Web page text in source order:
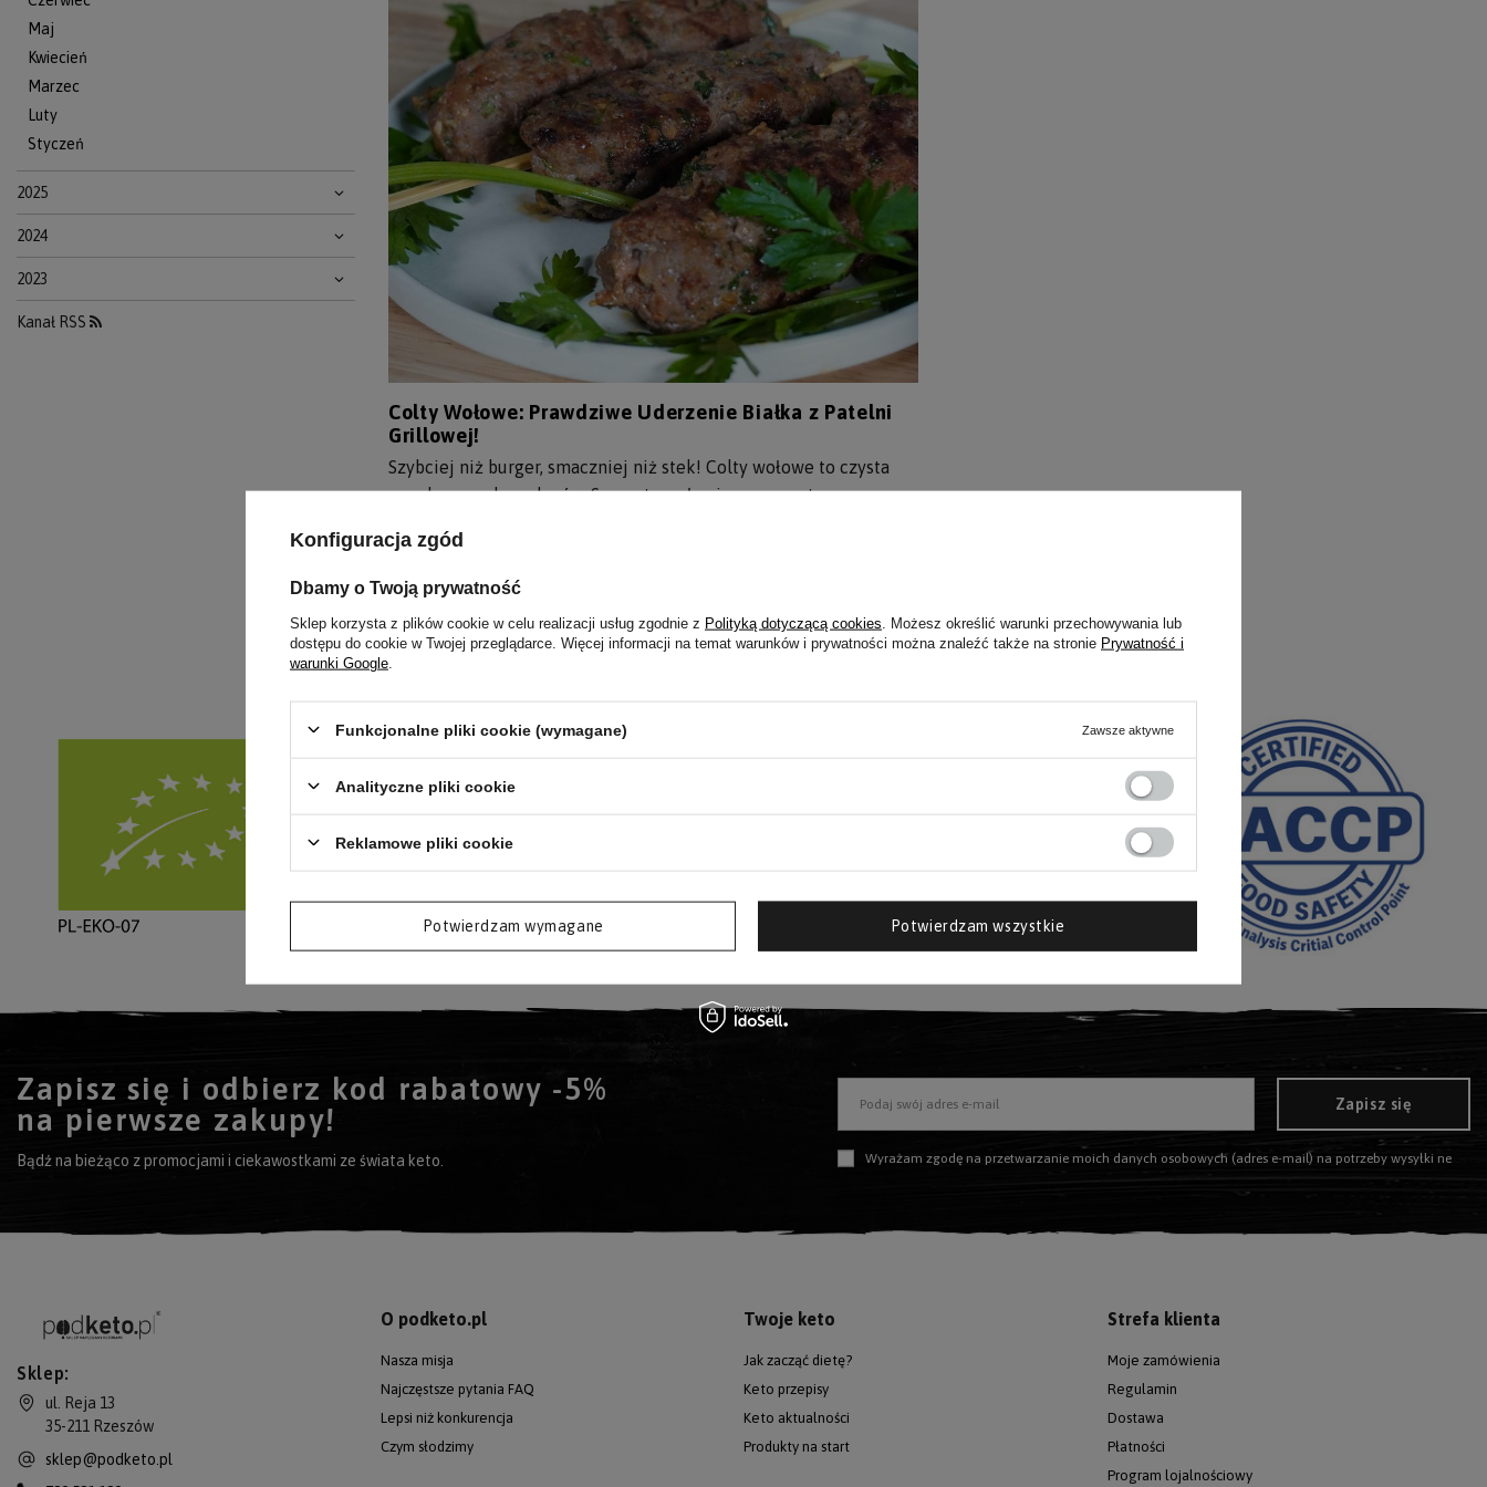
Maj
Kwiecień
Marzec
Luty
Styczeń
2025
2024
2023
Kanał RSS
Colty Wołowe: Prawdziwe Uderzenie Białka z Patelni
Grillowej!
Szybciej niż burger, smaczniej niż stek! Colty wołowe to czysta
moc bez węglowodanów. Soczysta wołowina z aromatycznym
konkretnego jedzenia na diecie keto!
Czytaj więcej
Zapisz się i odbierz kod rabatowy -5%
na pierwsze zakupy!
Bądź na bieżąco z promocjami i ciekawostkami ze świata keto.
Podaj swój adres e-mail
Wyrażam zgodę na przetwarzanie moich danych osobowych (adres e-mail) na potrzeby wysyłki newslettera z informacją handlową (marketing). Więcej w
Zapisz się
Sklep:
ul. Reja 13
35-211 Rzeszów
sklep@podketo.pl
O podketo.pl
Nasza misja
Najczęstsze pytania FAQ
Lepsi niż konkurencja
Czym słodzimy
Twoje keto
Jak zacząć dietę?
Keto przepisy
Keto aktualności
Produkty na start
Strefa klienta
Moje zamówienia
Regulamin
Dostawa
Płatności
Program lojalnościowy
Konfiguracja zgód
Dbamy o Twoją prywatność
Sklep korzysta z plików cookie w celu realizacji usług zgodnie z Polityką dotyczącą cookies . Możesz określić warunki przechowywania lub
dostępu do cookie w Twojej przeglądarce. Więcej informacji na temat warunków i prywatności można znaleźć także na stronie Prywatność i
warunki Google
Funkcjonalne pliki cookie (wymagane) Zawsze aktywne
Analityczne pliki cookie
Reklamowe pliki cookie
Potwierdzam wymagane Potwierdzam wszystkie